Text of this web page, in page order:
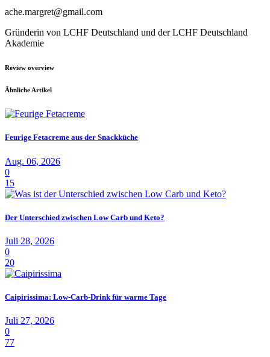
ache.margret@gmail.com
Gründerin von LCHF Deutschland und der LCHF Deutschland
Akademie
Review overview
Ähnliche Artikel
Feurige Fetacreme aus der Snackküche
Aug. 06, 2026
0
15
Der Unterschied zwischen Low Carb und Keto?
Juli 28, 2026
0
20
Caipirissima: Low-Carb-Drink für warme Tage
Juli 27, 2026
0
77